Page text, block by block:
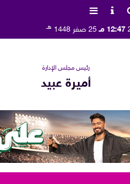
12:47 مـ 25 صفر 1448 هـ
رئيس مجلس الإدارة
أميرة عبيد